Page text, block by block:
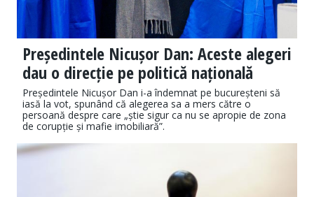
Președintele Nicușor Dan: Aceste alegeri
dau o direcție pe politică națională
Președintele Nicușor Dan i-a îndemnat pe bucureșteni să
iasă la vot, spunând că alegerea sa a mers către o
persoană despre care „știe sigur ca nu se apropie de zona
de corupție și mafie imobiliară”.